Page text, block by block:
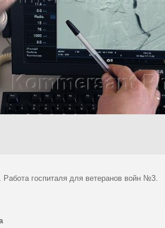
госпиталя для ветеранов войн №3.